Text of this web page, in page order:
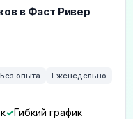
в Фаст Ривер
Без опыта
Еженедельно
Гибкий график